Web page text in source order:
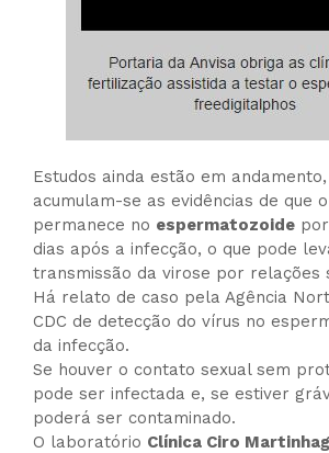
Estudos ainda estão em
acumulam-se as evidências de que o
permanece no espermatozoidepor
dias após a infecção, o que pode
transmissão da virose por relações
Há relato de caso pela Agência
CDC de detecção do vírus no
da infecção.
Se houver o contato sexual sem
pode ser infectada e, se estiver
poderá ser contaminado.
O laboratório Clínica Ciro